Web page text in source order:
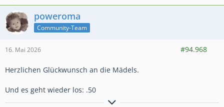
poweroma
Community-Team
16. Mai 2026
#94.968
Herzlichen Glückwunsch an die Mädels.
Und es geht wieder los: .50
"Kleine Schritte sind besser als keine Schritte..."